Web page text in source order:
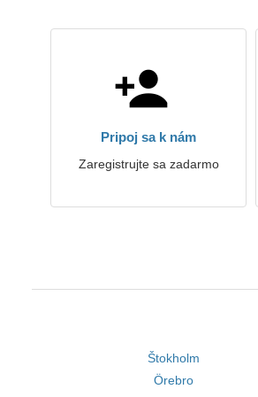
Pripoj sa k nám
Zaregistrujte sa zadarmo
Štokholm
Örebro